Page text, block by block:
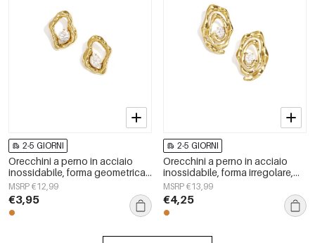
2-5 GIORNI
Orecchini a perno in acciaio
inossidabile, forma geometrica,
semplici, serie &quot;Daily
Simple&quot;, gioielli da donna.
MSRP €12,99
€3,95
2-5 GIORNI
Orecchini a perno in acciaio
inossidabile, forma irregolare,
semplici, serie &quot;Semplici
per tutti i giorni&quot;, gioielli
da donna
MSRP €13,99
€4,25